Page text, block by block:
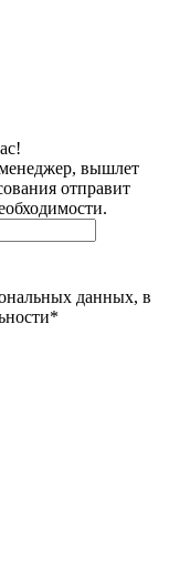
вышлет
отправит
данных, в